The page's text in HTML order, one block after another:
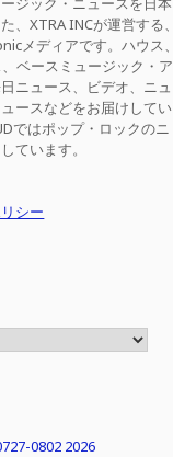
、XTRA INCが運営する、
メディアです。ハウス、
ベースミュージック・ア
ニュース、ビデオ、ニュ
ースなどをお届けしてい
ではポップ・ロックのニ
ています。
シー
0802 2026